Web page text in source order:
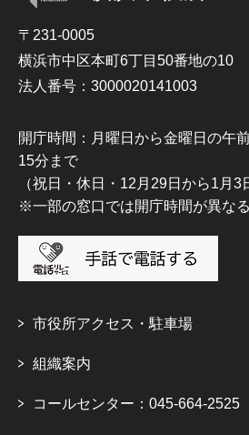
〒231-0005
横浜市中区本町6丁目50番地の10
法人番号：3000020141003
開庁時間：月曜日から金曜日の午
15分まで
（祝日・休日・12月29日から1月3
※一部の窓口では開庁時間が異な
市役所アクセス・駐車場
組織案内
コールセンター：045-664-2525